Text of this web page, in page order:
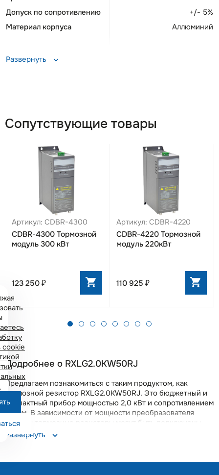
Допуск по сопротивлению
+/- 5%
Материал корпуса
Аллюминий
Развернуть
Сопутствующие товары
Артикул: CDBR-4300
CDBR-4300 Тормозной
модуль 300 кВт
123 250 ₽
Артикул: CDBR-4220
CDBR-4220 Тормозной
модуль 220кВт
110 925 ₽
Подробнее о RXLG2.0KW50RJ
Предлагаем познакомиться с таким продуктом, как
тормозной резистор RXLG2.0KW50RJ. Это бюджетный и
компактный прибор мощностью 2,0 кВт и сопротивлением
50 Ом. В зависимости от мощности преобразователя
частоты тормозные резисторы могут быть подключены
непосредственно к устройству или через
специализированный тормозной модуль. Одним из
с мощностью 2,0 кВт и сопротивлением 50 Ом. Он
Развернуть
cookie